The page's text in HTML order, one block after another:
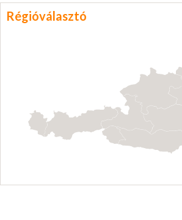
Régióválasztó